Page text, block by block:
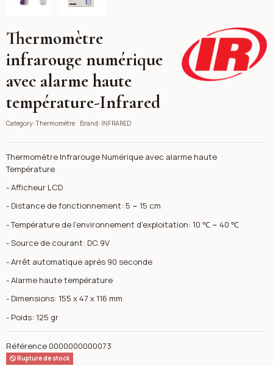
INFRARED
Thermomètre
infrarouge numérique
avec alarme haute
température-Infrared
Category: Thermomètre Brand: INFRARED
Thermomètre Infrarouge Numérique avec alarme haute
Température
- Afficheur LCD
- Distance de fonctionnement: 5 ~ 15 cm
- Température de l'environnement d'exploitation: 10 ℃ ~ 40 ℃
- Source de courant: DC 9V
- Arrêt automatique aprés 90 seconde
- Alarme haute température
- Dimensions: 155 x 47 x 116 mm
- Poids: 125 gr
Référence 0000000000073
Rupture de stock